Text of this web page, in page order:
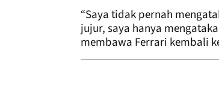
“Saya tidak pernah
jujur, saya hanya
membawa Ferrari kembali